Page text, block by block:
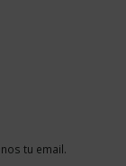
tu email.